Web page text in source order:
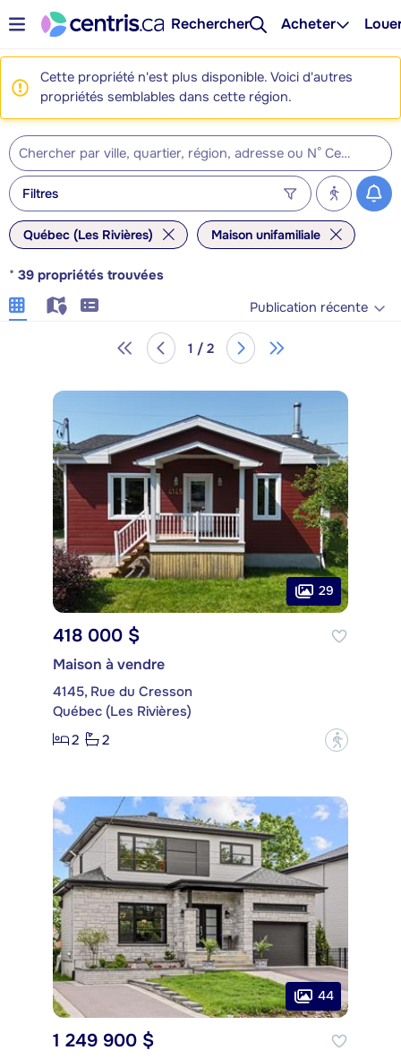
Rechercher Acheter
Cette propriété n'est plus disponible. Voici d'autres
propriétés semblables dans cette région.
Filtres
Québec (Les Rivières) Maison unifamiliale
* 39 propriétés trouvées
Publication récente
1 / 2
29
418 000 $
Maison à vendre
4145, Rue du Cresson
Québec (Les Rivières)
2
2 ?
44
1 249 900 $